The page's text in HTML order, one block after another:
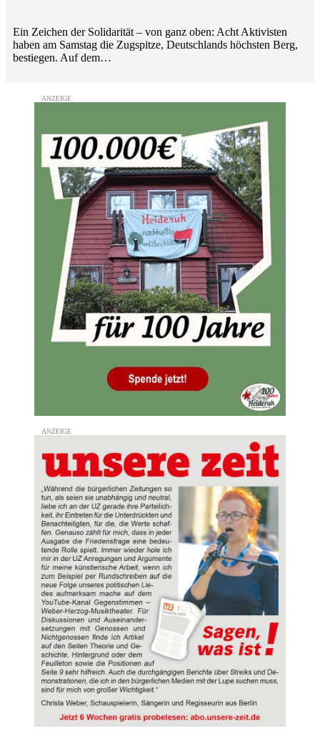
Ein Zeichen der Solidarität – von ganz oben: Acht Aktivisten
haben am Samstag die Zugspitze, Deutschlands höchsten Berg,
bestiegen. Auf dem…